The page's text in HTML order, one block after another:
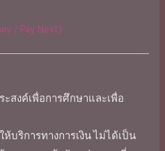
/ Pay Next)
สงค์เพื่อการศึกษาและเพื่อ
บริการทางการเงิน ไม่ได้เป็น